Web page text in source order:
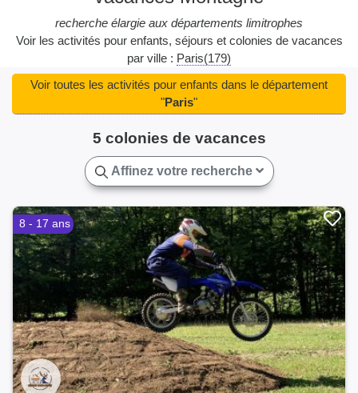
recherche élargie aux départements limitrophes
Voir les activités pour enfants, séjours et colonies de vacances
par ville : Paris(179)
5 colonies de vacances
Voir toutes les activités pour enfants dans le département
"Paris"
Affinez votre recherche
8 - 17 ans